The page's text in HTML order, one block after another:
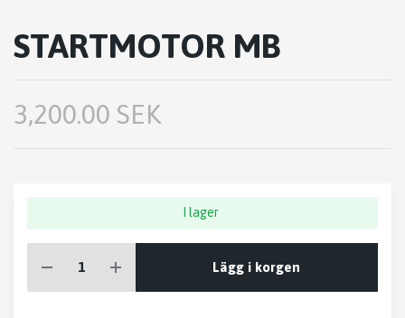
STARTMOTOR MB
3,200.00 SEK
I lager
Lägg i korgen